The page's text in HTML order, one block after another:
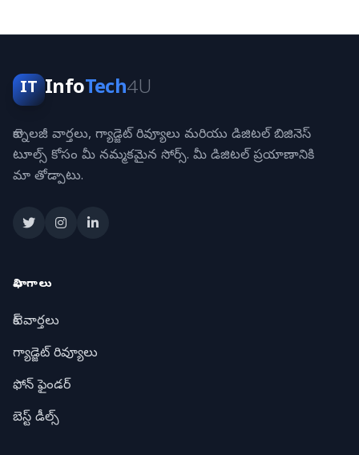
IT InfoTech4U
టెక్నాలజీ వార్తలు, గ్యాడ్జెట్ రివ్యూలు మరియు డిజిటల్ బిజినెస్
టూల్స్ కోసం మీ నమ్మకమైన సోర్స్. మీ డిజిటల్ ప్రయాణానికి
మా తోడ్పాటు.
విభాగాలు
టెక్ వార్తలు
గ్యాడ్జెట్ రివ్యూలు
ఫోన్ ఫైండర్
బెస్ట్ డీల్స్